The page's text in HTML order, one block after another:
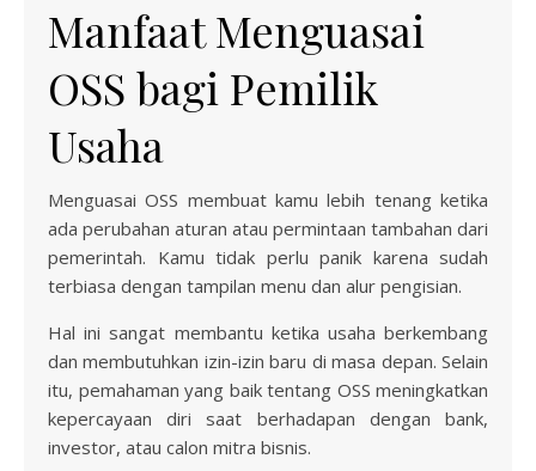
Manfaat Menguasai
OSS bagi Pemilik
Usaha
Menguasai OSS membuat kamu lebih tenang ketika
ada perubahan aturan atau permintaan tambahan dari
pemerintah. Kamu tidak perlu panik karena sudah
terbiasa dengan tampilan menu dan alur pengisian.
Hal ini sangat membantu ketika usaha berkembang
dan membutuhkan izin-izin baru di masa depan. Selain
itu, pemahaman yang baik tentang OSS meningkatkan
kepercayaan diri saat berhadapan dengan bank,
investor, atau calon mitra bisnis.